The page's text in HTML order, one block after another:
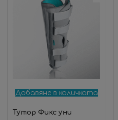
Добавяне в количката
Тутор Фикс уни